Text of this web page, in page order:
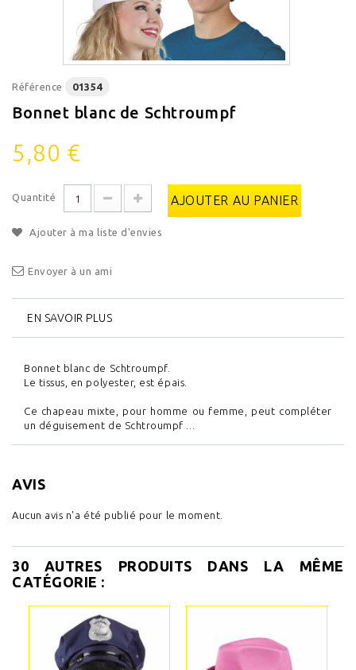
Référence 01354
Bonnet blanc de Schtroumpf
5,80 €
Quantité AJOUTER AU PANIER
Ajouter à ma liste d'envies
Envoyer à un ami
EN SAVOIR PLUS
Bonnet blanc de Schtroumpf.
Le tissus, en polyester, est épais.
Ce chapeau mixte, pour homme ou femme, peut compléter
un déguisement de Schtroumpf ...
AVIS
Aucun avis n'a été publié pour le moment.
30 AUTRES PRODUITS DANS LA MÊME
CATÉGORIE :